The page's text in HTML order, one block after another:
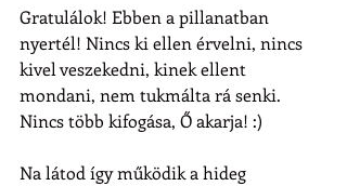
Gratulálok! Ebben a pillanatban
nyertél! Nincs ki ellen érvelni, nincs
kivel veszekedni, kinek ellent
mondani, nem tukmálta rá senki.
Nincs több kifogása, Ő akarja! :)
Na látod így működik a hideg